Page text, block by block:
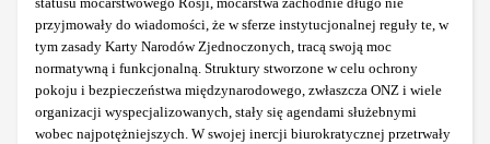
przyjmowały do wiadomości, że w sferze instytucjonalnej reguły te, w
tym zasady Karty Narodów Zjednoczonych, tracą swoją moc
normatywną i funkcjonalną. Struktury stworzone w celu ochrony
pokoju i bezpieczeństwa międzynarodowego, zwłaszcza ONZ i wiele
organizacji wyspecjalizowanych, stały się agendami służebnymi
wobec najpotężniejszych. W swojej inercji biurokratycznej przetrwały